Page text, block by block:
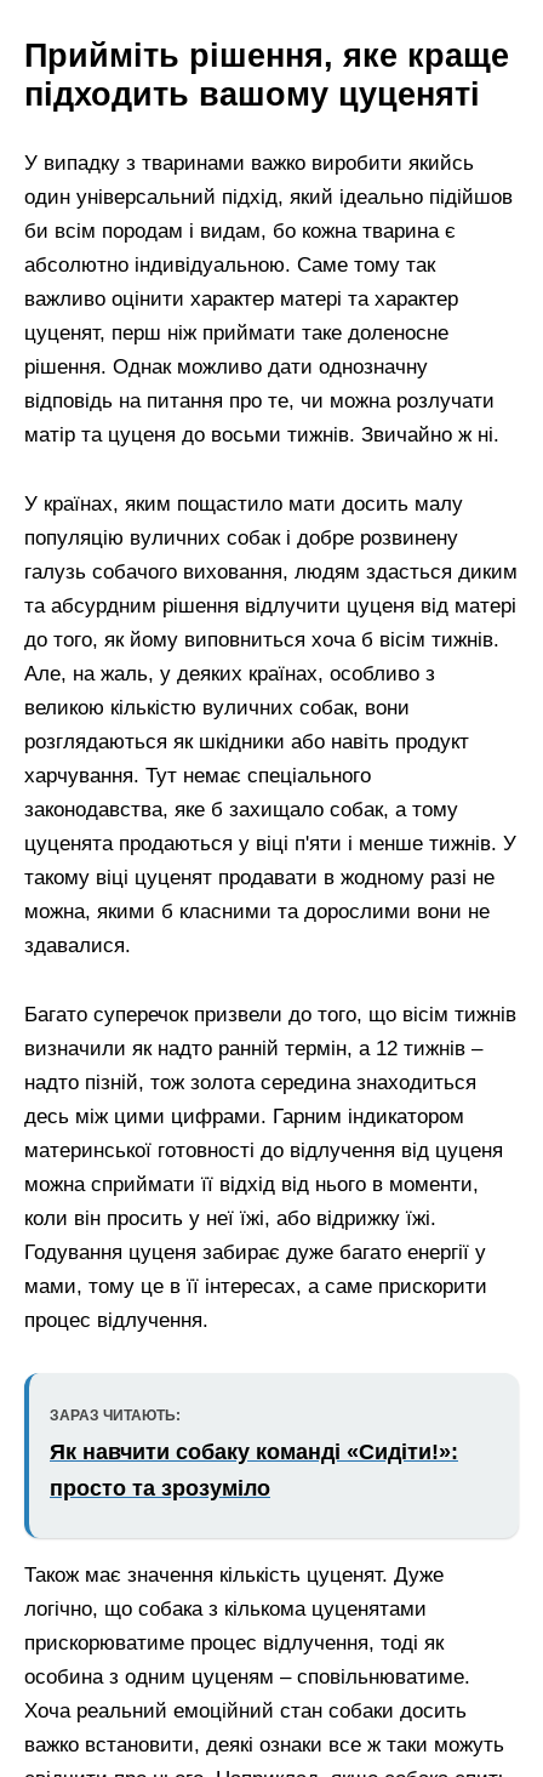
Прийміть рішення, яке краще
підходить вашому цуценяті
У випадку з тваринами важко виробити якийсь
один універсальний підхід, який ідеально підійшов
би всім породам і видам, бо кожна тварина є
абсолютно індивідуальною. Саме тому так
важливо оцінити характер матері та характер
цуценят, перш ніж приймати таке доленосне
рішення. Однак можливо дати однозначну
відповідь на питання про те, чи можна розлучати
матір та цуценя до восьми тижнів. Звичайно ж ні.
У країнах, яким пощастило мати досить малу
популяцію вуличних собак і добре розвинену
галузь собачого виховання, людям здасться диким
та абсурдним рішення відлучити цуценя від матері
до того, як йому виповниться хоча б вісім тижнів.
Але, на жаль, у деяких країнах, особливо з
великою кількістю вуличних собак, вони
розглядаються як шкідники або навіть продукт
харчування. Тут немає спеціального
законодавства, яке б захищало собак, а тому
цуценята продаються у віці п'яти і менше тижнів. У
такому віці цуценят продавати в жодному разі не
можна, якими б класними та дорослими вони не
здавалися.
Багато суперечок призвели до того, що вісім тижнів
визначили як надто ранній термін, а 12 тижнів –
надто пізній, тож золота середина знаходиться
десь між цими цифрами. Гарним індикатором
материнської готовності до відлучення від цуценя
можна сприймати її відхід від нього в моменти,
коли він просить у неї їжі, або відрижку їжі.
Годування цуценя забирає дуже багато енергії у
мами, тому це в її інтересах, а саме прискорити
процес відлучення.
ЗАРАЗ ЧИТАЮТЬ:
Як навчити собаку команді «Сидіти!»:
просто та зрозуміло
Також має значення кількість цуценят. Дуже
логічно, що собака з кількома цуценятами
прискорюватиме процес відлучення, тоді як
особина з одним цуценям – сповільнюватиме.
Хоча реальний емоційний стан собаки досить
важко встановити, деякі ознаки все ж таки можуть